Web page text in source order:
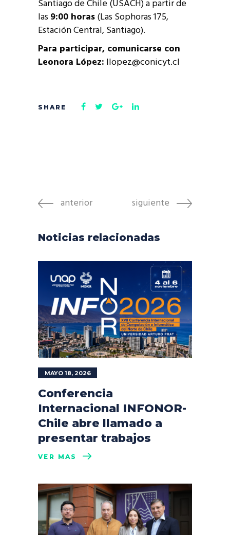
Santiago de Chile (USACH) a partir de
las 9:00 horas(Las Sophoras 175,
Estación Central, Santiago).
Para participar, comunicarse con
Leonora López: llopez@conicyt.cl
anterior siguiente
Noticias relacionadas
MAYO 18, 2026
Conferencia
Internacional INFONOR-
Chile abre llamado a
presentar trabajos
VER MÁS